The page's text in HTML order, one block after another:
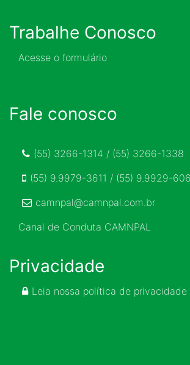
Trabalhe Conosco
Acesse o formulário
Fale conosco
(55) 3266-1314 / (55) 3266-1338
(55) 9.9979-3611 / (55) 9.9929-
camnpal@camnpal.com.br
Canal de Conduta CAMNPAL
Privacidade
Leia nossa política de privacidade